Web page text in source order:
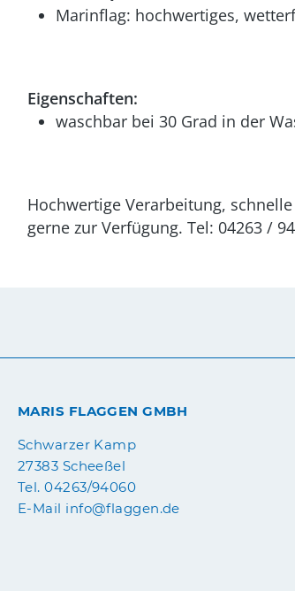
Marinflag: hochwertiges,
Eigenschaften:
waschbar bei 30 Grad in der
Hochwertige Verarbeitung,
gerne zur Verfügung. Tel: 04263 /
MARIS FLAGGEN GMBH
Schwarzer Kamp
27383 Scheeßel
Tel. 04263/94060
E-Mail info@flaggen.de